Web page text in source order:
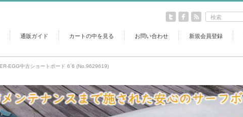
通販ガイド カートの中を見る お問い合わせ 新規会員登録
EGG中古ショートボード 6`6 (No.9629619)